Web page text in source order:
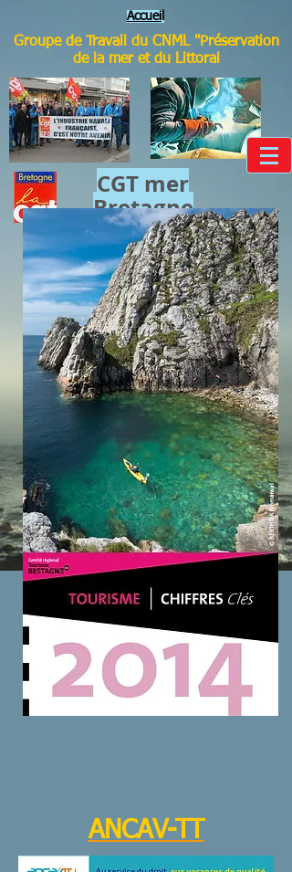
Accuei
Groupe de Travail du CNML "Préservation
de la mer et du Littoral
CGT mer​
Bretagne
ANCAV-TT